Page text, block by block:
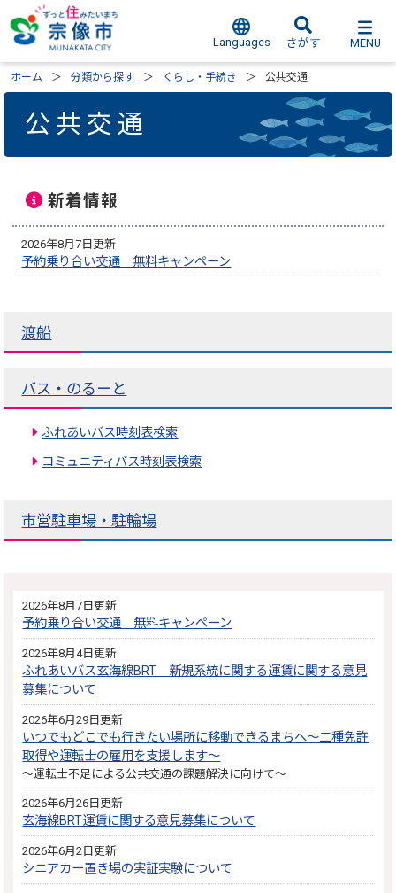
Languages さがす MENU
ホーム 分類から探す くらし・手続き 公共交通
公共交通
新着情報
2026年8月7日更新
予約乗り合い交通 無料キャンペーン
渡船
バス・のるーと
ふれあいバス時刻表検索
コミュニティバス時刻表検索
市営駐車場・駐輪場
2026年8月7日更新
予約乗り合い交通 無料キャンペーン
2026年8月4日更新
ふれあいバス玄海線BRT 新規系統に関する運賃に関する意見
募集について
2026年6月29日更新
いつでもどこでも行きたい場所に移動できるまちへ～二種免許
取得や運転士の雇用を支援します～
～運転士不足による公共交通の課題解決に向けて～
2026年6月26日更新
玄海線BRT運賃に関する意見募集について
2026年6月2日更新
シニアカー置き場の実証実験について